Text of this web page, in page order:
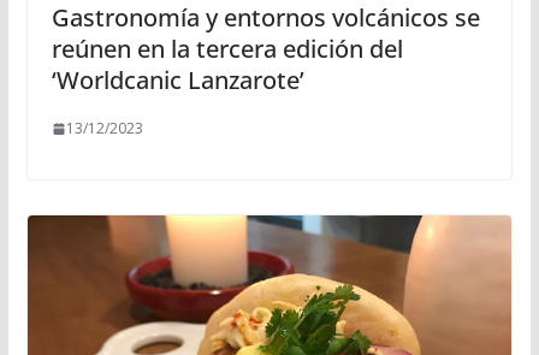
Gastronomía y entornos volcánicos se
reúnen en la tercera edición del
‘Worldcanic Lanzarote’
13/12/2023